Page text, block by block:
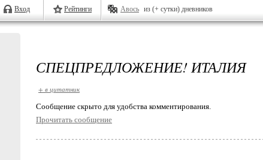
Вход Рейтинги Авось из (+ сутки) дневников
СПЕЦПРЕДЛОЖЕНИЕ! ИТАЛИЯ
+ в цитатник
Cообщение скрыто для удобства комментирования.
Прочитать сообщение